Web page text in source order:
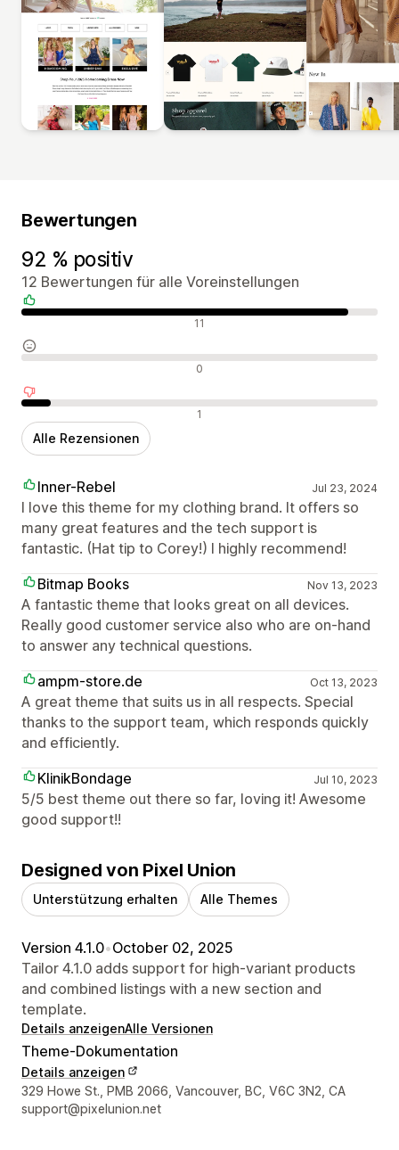
Bewertungen
92 % positiv
12 Bewertungen für alle Voreinstellungen
Positive Bewertungen 11
Neutrale Bewertungen 0
Negative Bewertungen 1
Alle Rezensionen
Inner-Rebel Jul 23, 2024
I love this theme for my clothing brand. It offers so
many great features and the tech support is
fantastic. (Hat tip to Corey!) I highly recommend!
Bitmap Books
Nov 13, 2023
A fantastic theme that looks great on all devices.
Really good customer service also who are on-hand
to answer any technical questions.
ampm-store.de
Oct 13, 2023
A great theme that suits us in all respects. Special
thanks to the support team, which responds quickly
and efficiently.
KlinikBondage
Jul 10, 2023
5/5 best theme out there so far, loving it! Awesome
good support!!
Designed von Pixel Union
Unterstützung erhalten Alle Themes
Version 4.1.0•October 02, 2025
Tailor 4.1.0 adds support for high-variant products
and combined listings with a new section and
template.
Details anzeigenAlle Versionen
Theme-Dokumentation
Details anzeigen
Designer-Kontaktdaten
329 Howe St., PMB 2066, Vancouver, BC, V6C 3N2, CA
support@pixelunion.net